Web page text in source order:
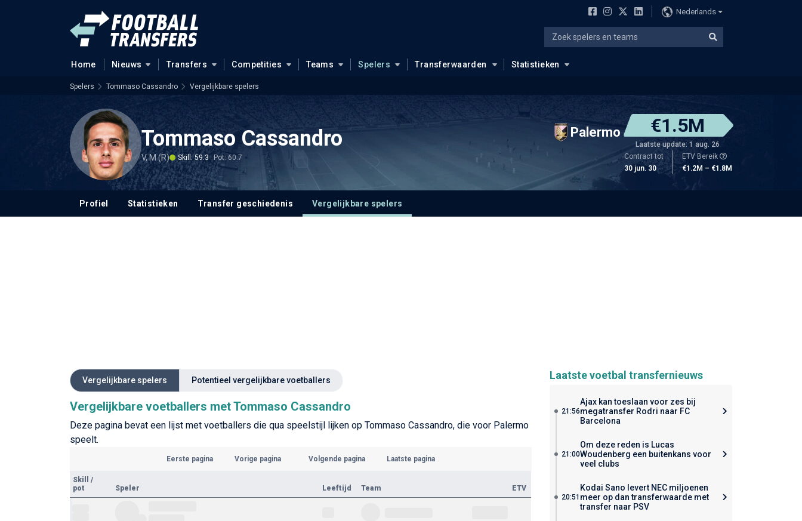
Nederlands
Home Nieuws Transfers Competities Teams Spelers Transferwaarden Statistieken
Spelers Tommaso Cassandro Vergelijkbare spelers
Tommaso Cassandro
V, M (R) Skill: 59.3 Pot: 60.7
Palermo €1.5M
Laatste update: 1 aug. 26
Contract tot
30 jun. 30
ETV Bereik
€1.2M – €1.8M
Profiel Statistieken Transfer geschiedenis Vergelijkbare spelers
Vergelijkbare spelers Potentieel vergelijkbare voetballers
Vergelijkbare voetballers met Tommaso Cassandro
Deze pagina bevat een lijst met voetballers die qua speelstijl lijken op Tommaso Cassandro, die voor Palermo
speelt.
Eerste pagina Vorige pagina Volgende pagina Laatste pagina
Skill
/
pot
Speler Leeftijd Team ETV
Laatste voetbal transfernieuws
21:56
Ajax kan toeslaan voor zes bij
megatransfer Rodri naar FC
Barcelona
21:00
Om deze reden is Lucas
Woudenberg een buitenkans voor
veel clubs
20:51
Kodai Sano levert NEC miljoenen
meer op dan transferwaarde met
transfer naar PSV